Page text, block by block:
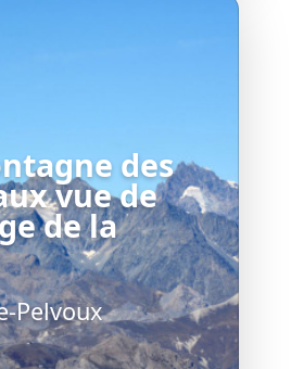
des
vue de
de la
Pelvoux